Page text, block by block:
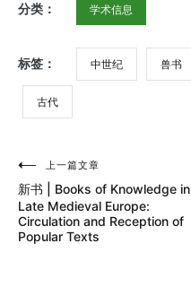
分类： 学术信息
标签： 中世纪 兽书
古代
文
章
导
上一篇文章
新书 | Books of Knowledge in
Late Medieval Europe:
Circulation and Reception of
Popular Texts